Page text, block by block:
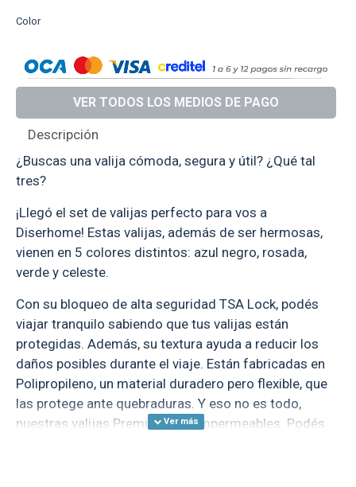
Color
Descripción
¿Buscas una valija cómoda, segura y útil? ¿Qué tal
tres?
¡Llegó el set de valijas perfecto para vos a
Diserhome! Estas valijas, además de ser hermosas,
vienen en 5 colores distintos: azul negro, rosada,
verde y celeste.
Con su bloqueo de alta seguridad TSA Lock, podés
viajar tranquilo sabiendo que tus valijas están
protegidas. Además, su textura ayuda a reducir los
daños posibles durante el viaje. Están fabricadas en
Polipropileno, un material duradero pero flexible, que
las protege ante quebraduras. Y eso no es todo,
nuestras valijas Premium son impermeables. Podés
VER TODOS LOS MEDIOS DE PAGO